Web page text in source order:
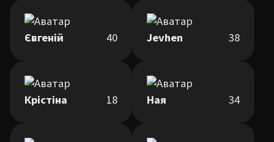
Євгеній 40 Jevhen 38
Крістіна 18 Ная 34